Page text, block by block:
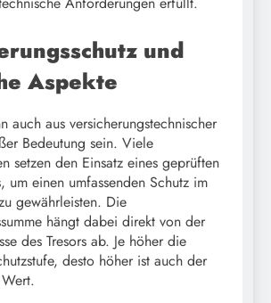
und
Aspekte
auch aus versicherungstechnischer
Bedeutung sein. Viele
setzen den Einsatz eines geprüften
um einen umfassenden Schutz im
gewährleisten. Die
hängt dabei direkt von der
des Tresors ab. Je höher die
desto höher ist auch der